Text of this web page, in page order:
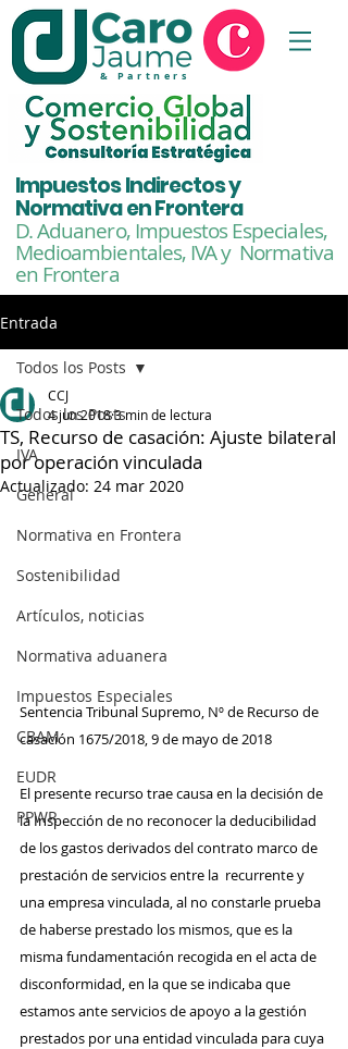
& Partners
Impuestos Indirectos y
Normativa en Frontera
D. Aduanero, Impuestos Especiales,
Medioambientales,IVA y Normativa
en Frontera
Entrada
Todos los Posts
IVA
General
Normativa en Frontera
Sostenibilidad
Artículos, noticias
Normativa aduanera
Impuestos Especiales
CBAM
EUDR
PPWR
Todos los Posts
TS, Recurso de casación: Ajuste bilateral
por operación vinculada
CCJ
4 jun 20183 min de lectura
Actualizado: 24 mar 2020
Sentencia Tribunal Supremo, Nº de Recurso de
casación 1675/2018, 9 de mayo de 2018
El presente recurso trae causa en la decisión de
la Inspección de no reconocer la deducibilidad
de los gastos derivados del contrato marco de
prestación de servicios entre la  recurrente y
una empresa vinculada, al no constarle prueba
de haberse prestado los mismos, que es la
misma fundamentación recogida en el acta de
disconformidad, en la que se indicaba que
estamos ante servicios de apoyo a la gestión
prestados por una entidad vinculada para cuya